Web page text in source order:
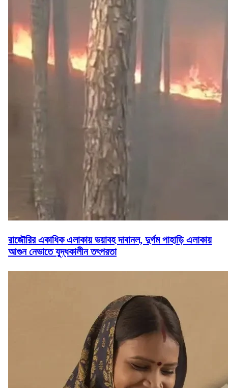
রাজৌরির একাধিক এলাকায় ভয়াবহ দাবানল, দুর্গম পাহাড়ি এলাকায়
আগুন নেভাতে যুদ্ধকালীন তৎপরতা